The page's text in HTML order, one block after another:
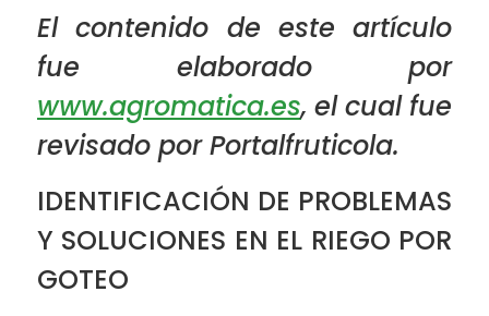
El contenido de este artículo
fue elaborado por
www.agromatica.es, el cual fue
revisado por Portalfruticola.
IDENTIFICACIÓN DE PROBLEMAS
Y SOLUCIONES EN EL RIEGO POR
GOTEO